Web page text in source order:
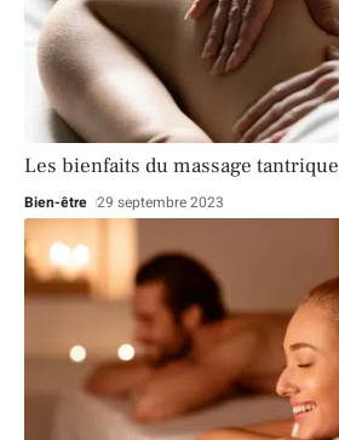
Les bienfaits du massage tantrique
Bien-être 29 septembre 2023